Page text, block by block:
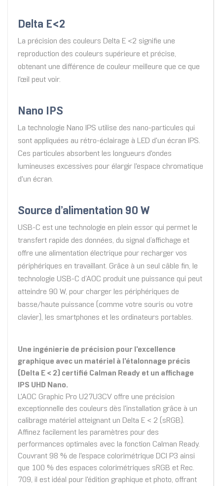
Delta E<2
La précision des couleurs Delta E <2 signifie une
reproduction des couleurs supérieure et précise,
obtenant une différence de couleur meilleure que ce que
l'œil peut voir.
Nano IPS
La technologie Nano IPS utilise des nano-particules qui
sont appliquées au rétro-éclairage à LED d'un écran IPS.
Ces particules absorbent les longueurs d'ondes
lumineuses excessives pour élargir l'espace chromatique
d'un écran.
Source d’alimentation 90 W
USB-C est une technologie en plein essor qui permet le
transfert rapide des données, du signal d’affichage et
offre une alimentation électrique pour recharger vos
périphériques en travaillant. Grâce à un seul câble fin, le
technologie USB-C d’AOC produit une puissance qui peut
atteindre 90 W, pour charger les périphériques de
basse/haute puissance (comme votre souris ou votre
clavier), les smartphones et les ordinateurs portables.
Une ingénierie de précision pour l'excellence
graphique avec un matériel à l'étalonnage précis
(Delta E < 2) certifié Calman Ready et un affichage
IPS UHD Nano.
L'AOC Graphic Pro U27U3CV offre une précision
exceptionnelle des couleurs dès l'installation grâce à un
calibrage matériel atteignant un Delta E < 2 (sRGB).
Affinez facilement les paramètres pour des
performances optimales avec la fonction Calman Ready.
Couvrant 98 % de l'espace colorimétrique DCI P3 ainsi
que 100 % des espaces colorimétriques sRGB et Rec.
709, il est idéal pour l'édition graphique et photo, offrant